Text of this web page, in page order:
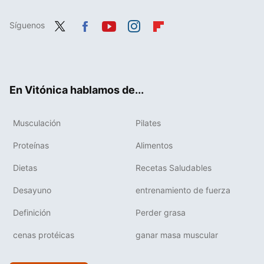
Síguenos
En Vitónica hablamos de...
Musculación Pilates
Proteínas Alimentos
Dietas Recetas Saludables
Desayuno entrenamiento de fuerza
Definición Perder grasa
cenas protéicas ganar masa muscular